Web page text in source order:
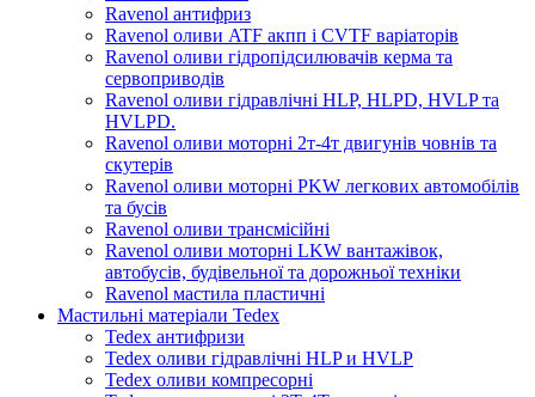
Ravenol антифриз
Ravenol оливи ATF акпп і CVTF варіаторів
Ravenol оливи гідропідсилювачів керма та
сервоприводів
Ravenol оливи гідравлічні HLP, HLPD, HVLP та
HVLPD.
Ravenol оливи моторні 2т-4т двигунів човнів та
скутерів
Ravenol оливи моторні PKW легкових автомобілів
та бусів
Ravenol оливи трансмісійні
Ravenol оливи моторні LKW вантажівок,
автобусів, будівельної та дорожньої техніки
Ravenol мастила пластичні
Мастильні матеріали Tedex
Tedex антифризи
Tedex оливи гідравлічні HLP и HVLP
Tedex оливи компресорні